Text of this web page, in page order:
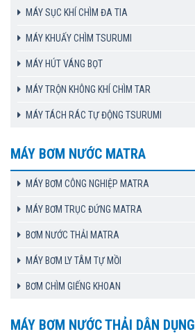
MÁY SỤC KHÍ CHÌM ĐA TIA
MÁY KHUẤY CHÌM TSURUMI
MÁY HÚT VÁNG BỌT
MÁY TRỘN KHÔNG KHÍ CHÌM TAR
MÁY TÁCH RÁC TỰ ĐỘNG TSURUMI
MÁY BƠM NƯỚC MATRA
MÁY BƠM CÔNG NGHIỆP MATRA
MÁY BƠM TRỤC ĐỨNG MATRA
BƠM NƯỚC THẢI MATRA
MÁY BƠM LY TÂM TỰ MỒI
BƠM CHÌM GIẾNG KHOAN
MÁY BƠM NƯỚC THẢI DÂN DỤNG